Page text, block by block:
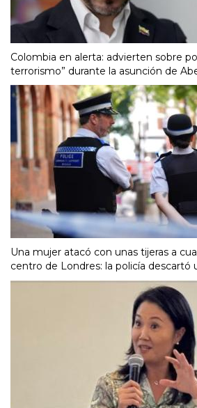
Colombia en alerta: advierten sobre
terrorismo” durante la asunción de
Una mujer atacó con unas tijeras a
centro de Londres: la policía descartó